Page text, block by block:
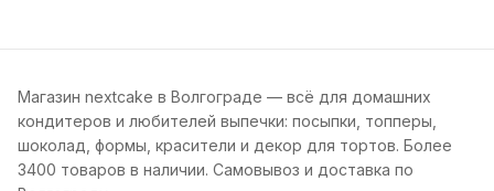
Магазин nextcake в Волгограде — всё для домашних
кондитеров и любителей выпечки: посыпки, топперы,
шоколад, формы, красители и декор для тортов. Более
3400 товаров в наличии. Самовывоз и доставка по